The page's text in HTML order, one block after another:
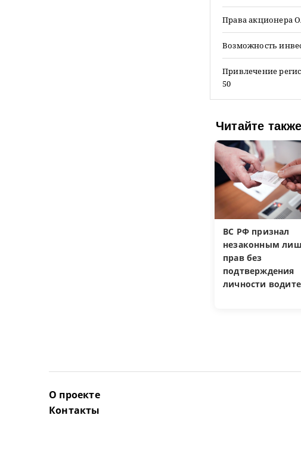
Права акционера
Возможность
Привлечение
50
Читайте также
ВС РФ признал
незаконным
прав без
подтверждения
личности
О проекте
Контакты